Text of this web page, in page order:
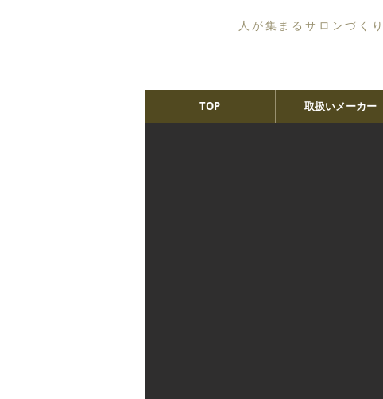
人が集まるサロンづく
TOP 取扱いメーカー